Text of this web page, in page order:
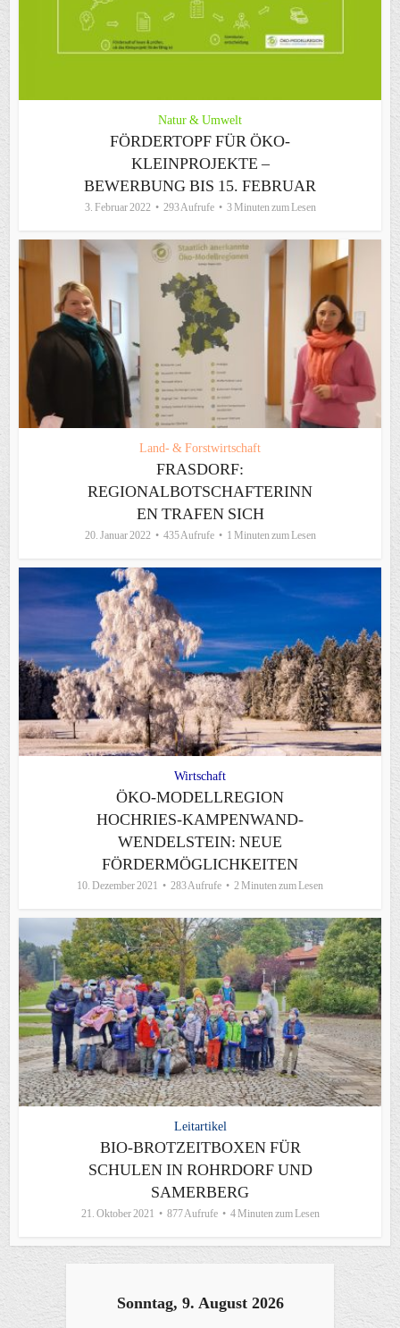
Natur & Umwelt
FÖRDERTOPF FÜR ÖKO-
KLEINPROJEKTE –
BEWERBUNG BIS 15. FEBRUAR
3. Februar 2022 293 Aufrufe 3 Minuten zum Lesen
Land- & Forstwirtschaft
FRASDORF:
REGIONALBOTSCHAFTERINN
EN TRAFEN SICH
20. Januar 2022 435 Aufrufe 1 Minuten zum Lesen
Wirtschaft
ÖKO-MODELLREGION
HOCHRIES-KAMPENWAND-
WENDELSTEIN: NEUE
FÖRDERMÖGLICHKEITEN
10. Dezember 2021 283 Aufrufe 2 Minuten zum Lesen
Leitartikel
BIO-BROTZEITBOXEN FÜR
SCHULEN IN ROHRDORF UND
SAMERBERG
21. Oktober 2021 877 Aufrufe 4 Minuten zum Lesen
Sonntag, 9. August 2026